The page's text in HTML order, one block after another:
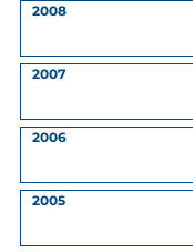
2008
2007
2006
2005